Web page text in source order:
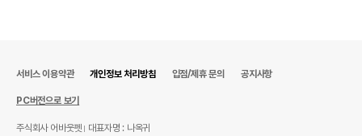
서비스 이용약관 개인정보 처리방침 입점/제휴 문의 공지사항
PC버전으로 보기
주식회사 어바웃펫
대표자명 : 나옥귀